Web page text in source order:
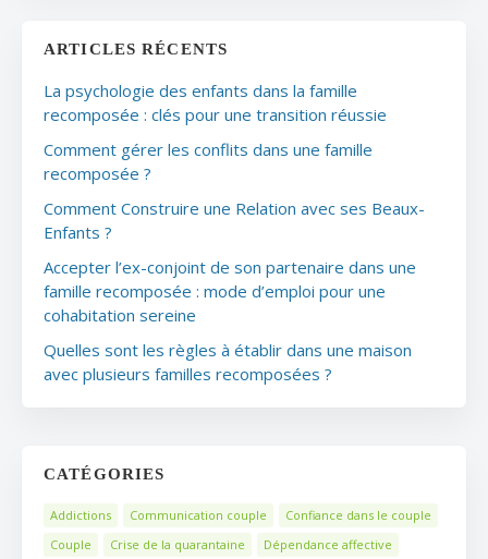
ARTICLES RÉCENTS
La psychologie des enfants dans la famille
recomposée : clés pour une transition réussie
Comment gérer les conflits dans une famille
recomposée ?
Comment Construire une Relation avec ses Beaux-
Enfants ?
Accepter l’ex-conjoint de son partenaire dans une
famille recomposée : mode d’emploi pour une
cohabitation sereine
Quelles sont les règles à établir dans une maison
avec plusieurs familles recomposées ?
CATÉGORIES
Addictions Communication couple
Confiance dans le couple
Couple
Crise de la quarantaine
Dépendance affective